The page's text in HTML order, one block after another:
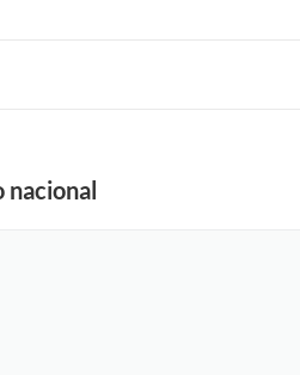
nacional